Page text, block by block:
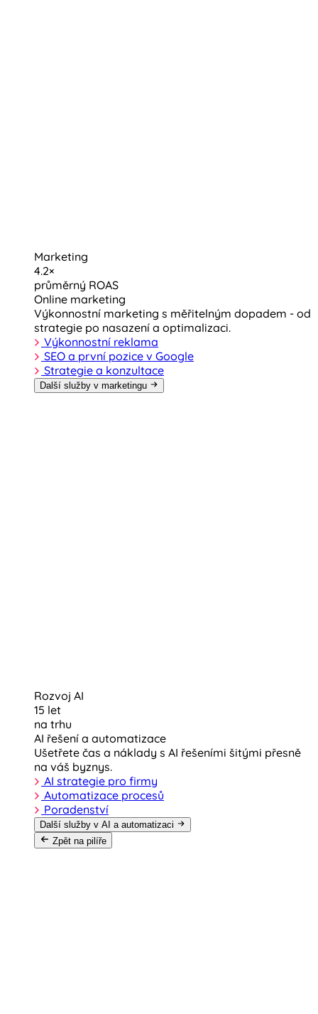
Marketing
4.2×
průměrný ROAS
Online marketing
Výkonnostní marketing s měřitelným dopadem - od
strategie po nasazení a optimalizaci.
Výkonnostní reklama
SEO a první pozice v Google
Strategie a konzultace
Další služby v marketingu
Rozvoj AI
15 let
na trhu
AI řešení a automatizace
Ušetřete čas a náklady s AI řešeními šitými přesně
na váš byznys.
AI strategie pro firmy
Automatizace procesů
Poradenství
Další služby v AI a automatizaci
Zpět na pilíře